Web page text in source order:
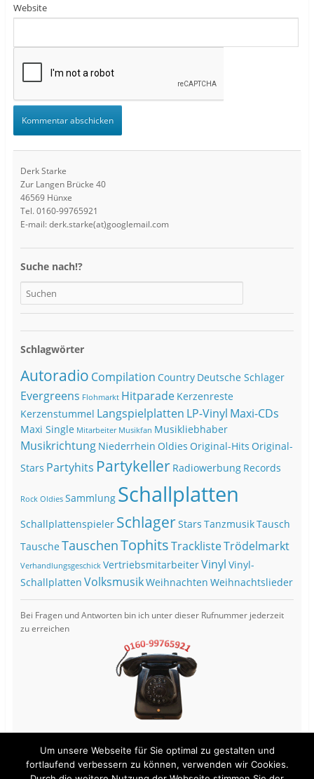
Website
Derk Starke
Zur Langen Brücke 40
46569 Hünxe
Tel. 0160-99765921
E-mail: derk.starke(at)googlemail.com
Suche nach!?
Schlagwörter
Autoradio Compilation Country Deutsche Schlager
Evergreens Flohmarkt Hitparade Kerzenreste
Kerzenstummel Langspielplatten LP-Vinyl Maxi-CDs
Maxi Single Mitarbeiter Musikfan Musikliebhaber
Musikrichtung Niederrhein Oldies Original-Hits Original-
Stars Partyhits Partykeller Radiowerbung Records
Rock Oldies Sammlung Schallplatten
Schallplattenspieler SchlagerStars TanzmusikTausch
TauscheTauschenTophitsTracklisteTrödelmarkt
Verhandlungsgeschick VertriebsmitarbeiterVinyl Vinyl-
Schallplatten VolksmusikWeihnachten Weihnachtslieder
Bei Fragen und Antworten bin ich unter dieser Rufnummer jederzeit
zu erreichen
Um unsere Webseite für Sie optimal zu gestalten und
fortlaufend verbessern zu können, verwenden wir Cookies.